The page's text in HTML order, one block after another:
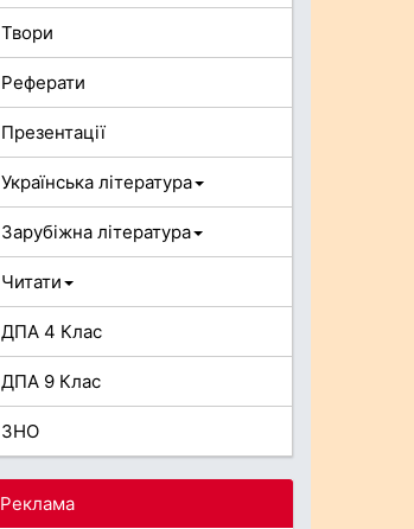
Твори
Реферати
Презентації
Українська література
Зарубіжна література
Читати
ДПА 4 Клас
ДПА 9 Клас
ЗНО
Реклама